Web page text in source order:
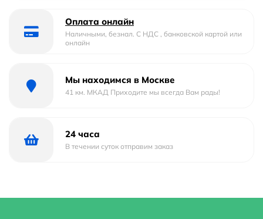
Оплата онлайн
Наличными, безнал. С НДС , банковской картой или
онлайн
Мы находимся в Москве
41 км. МКАД Приходите мы всегда Вам рады!
24 часа
В течении суток отправим заказ